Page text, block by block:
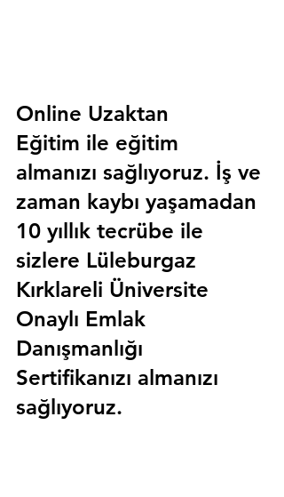
Online Uzaktan
Eğitim ile eğitim
almanızı sağlıyoruz. İş ve
zaman kaybı yaşamadan
10 yıllık tecrübe ile
sizlere Lüleburgaz
Kırklareli Üniversite
Onaylı Emlak
Danışmanlığı
Sertifikanızı almanızı
sağlıyoruz.